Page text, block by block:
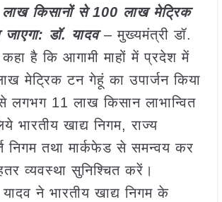
किसानों से 100 लाख मेट्रिक
डॉ. यादव– मुख्यमंत्री डॉ.
है कि आगामी माहों में प्रदेश में
मेट्रिक टन गेहूं का उपार्जन किया
लगभग 11 लाख किसान लाभान्वित
भारतीय खाद्य निगम, राज्य
निगम तथा मार्कफेड से समन्वय कर
व्यवस्था सुनिश्चित करें।
ने भारतीय खाद्य निगम के